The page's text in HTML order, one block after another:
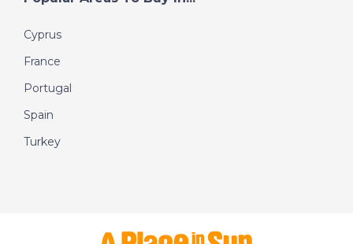
Cyprus
France
Portugal
Spain
Turkey